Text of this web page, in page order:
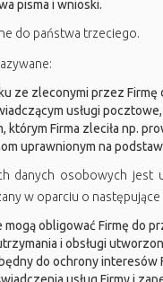
pisma i wnioski.
do państwa trzeciego.
ze zleconymi przez Firmę
usługi
którym Firma zleciła np.
uprawnionym na
danych osobowych
w oparciu o następujące
obligować Firmę do
i obsługi
do ochrony interesów